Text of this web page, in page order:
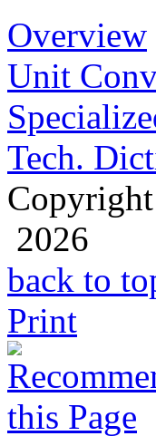
Overview
Unit
Tech.
2026
back to
Print